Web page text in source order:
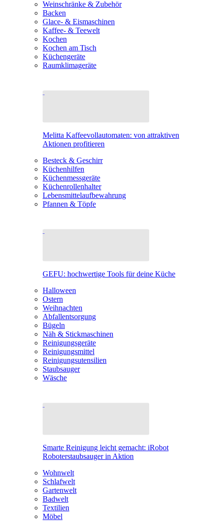
Weinschränke & Zubehör
Backen
Glace- & Eismaschinen
Kaffee- & Teewelt
Kochen
Kochen am Tisch
Küchengeräte
Raumklimageräte
Melitta Kaffeevollautomaten: von attraktiven
Aktionen profitieren
Besteck & Geschirr
Küchenhilfen
Küchenmessgeräte
Küchenrollenhalter
Lebensmittelaufbewahrung
Pfannen & Töpfe
GEFU: hochwertige Tools für deine Küche
Halloween
Ostern
Weihnachten
Abfallentsorgung
Bügeln
Näh & Stickmaschinen
Reinigungsgeräte
Reinigungsmittel
Reinigungsutensilien
Staubsauger
Wäsche
Smarte Reinigung leicht gemacht: iRobot
Roboterstaubsauger in Aktion
Wohnwelt
Schlafwelt
Gartenwelt
Badwelt
Textilien
Möbel